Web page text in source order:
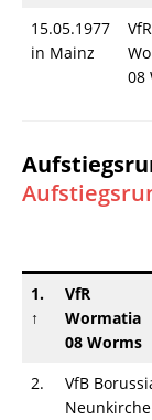
15.05.1977
in Mainz
VfR
08
1.
↑
VfR
Wormatia
08 Worms
2.
VfB